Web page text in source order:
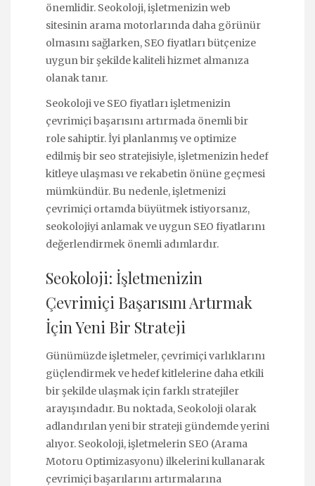
önemlidir. Seokoloji, işletmenizin web
sitesinin arama motorlarında daha görünür
olmasını sağlarken, SEO fiyatları bütçenize
uygun bir şekilde kaliteli hizmet almanıza
olanak tanır.
Seokoloji ve SEO fiyatları işletmenizin
çevrimiçi başarısını artırmada önemli bir
role sahiptir. İyi planlanmış ve optimize
edilmiş bir seo stratejisiyle, işletmenizin hedef
kitleye ulaşması ve rekabetin önüne geçmesi
mümkündür. Bu nedenle, işletmenizi
çevrimiçi ortamda büyütmek istiyorsanız,
seokolojiyi anlamak ve uygun SEO fiyatlarını
değerlendirmek önemli adımlardır.
Seokoloji: İşletmenizin
Çevrimiçi Başarısını Artırmak
İçin Yeni Bir Strateji
Günümüzde işletmeler, çevrimiçi varlıklarını
güçlendirmek ve hedef kitlelerine daha etkili
bir şekilde ulaşmak için farklı stratejiler
arayışındadır. Bu noktada, Seokoloji olarak
adlandırılan yeni bir strateji gündemde yerini
alıyor. Seokoloji, işletmelerin SEO (Arama
Motoru Optimizasyonu) ilkelerini kullanarak
çevrimiçi başarılarını artırmalarına